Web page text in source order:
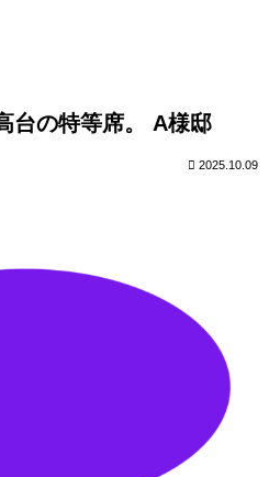
台の特等席。 A様邸
2025.10.09